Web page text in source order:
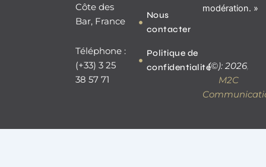
Côte des
Bar, France
Téléphone :
(+33) 3 25
38 57 71
Nous
contacter
Politique de
confidentialité
modération. »
(©): 2026,
M2C